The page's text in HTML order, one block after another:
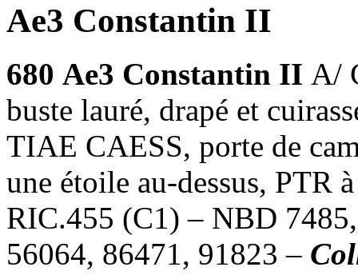
Ae3 Constantin II
680 Ae3 Constantin II A/
buste lauré, drapé et
TIAE CAESS, porte de
une étoile au-dessus, PTR
RIC.455 (C1) – NBD
56064, 86471, 91823 –